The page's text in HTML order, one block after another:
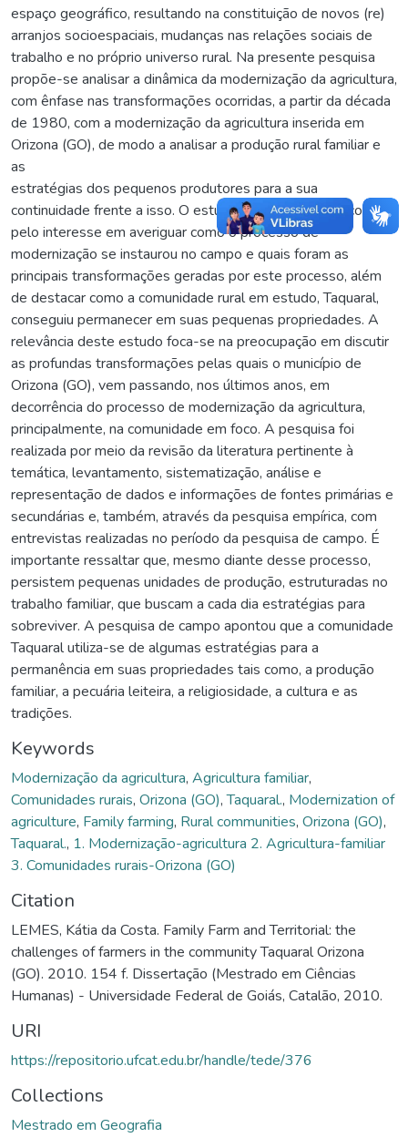
espaço geográfico, resultando na constituição de novos (re)
arranjos socioespaciais, mudanças nas relações sociais de
trabalho e no próprio universo rural. Na presente pesquisa
propõe-se analisar a dinâmica da modernização da agricultura,
com ênfase nas transformações ocorridas, a partir da década
de 1980, com a modernização da agricultura inserida em
Orizona (GO), de modo a analisar a produção rural familiar e
as
estratégias dos pequenos produtores para a sua
continuidade frente a isso. O estudo desta temática ocorreu
pelo interesse em averiguar como o processo de
modernização se instaurou no campo e quais foram as
principais transformações geradas por este processo, além
de destacar como a comunidade rural em estudo, Taquaral,
conseguiu permanecer em suas pequenas propriedades. A
relevância deste estudo foca-se na preocupação em discutir
as profundas transformações pelas quais o município de
Orizona (GO), vem passando, nos últimos anos, em
decorrência do processo de modernização da agricultura,
principalmente, na comunidade em foco. A pesquisa foi
realizada por meio da revisão da literatura pertinente à
temática, levantamento, sistematização, análise e
representação de dados e informações de fontes primárias e
secundárias e, também, através da pesquisa empírica, com
entrevistas realizadas no período da pesquisa de campo. É
importante ressaltar que, mesmo diante desse processo,
persistem pequenas unidades de produção, estruturadas no
trabalho familiar, que buscam a cada dia estratégias para
sobreviver. A pesquisa de campo apontou que a comunidade
Taquaral utiliza-se de algumas estratégias para a
permanência em suas propriedades tais como, a produção
familiar, a pecuária leiteira, a religiosidade, a cultura e as
tradições.
Keywords
Modernização da agricultura, Agricultura familiar,
Comunidades rurais, Orizona (GO),Taquaral., Modernization of
agriculture, Family farming, Rural communities, Orizona (GO),
Taquaral., 1. Modernização-agricultura 2. Agricultura-familiar
3. Comunidades rurais-Orizona (GO)
Citation
LEMES, Kátia da Costa. Family Farm and Territorial: the
challenges of farmers in the community Taquaral Orizona
(GO). 2010. 154 f. Dissertação (Mestrado em Ciências
Humanas) - Universidade Federal de Goiás, Catalão, 2010.
URI
https://repositorio.ufcat.edu.br/handle/tede/376
Collections
Mestrado em Geografia